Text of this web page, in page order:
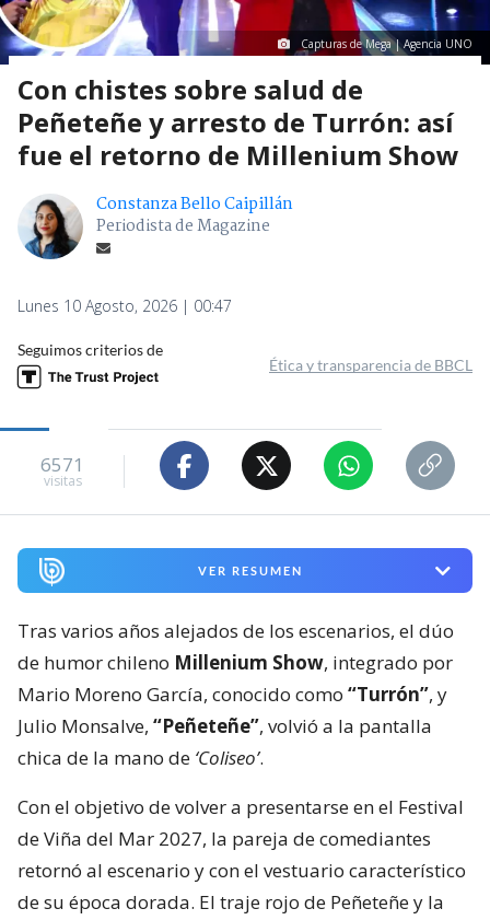
Capturas de Mega | Agencia UNO
Con chistes sobre salud de
Peñeteñe y arresto de Turrón: así
fue el retorno de Millenium Show
Constanza Bello Caipillán
Periodista de Magazine
Lunes 10 Agosto, 2026 | 00:47
Seguimos criterios de
Ética y transparencia de BBCL
6571
visitas
VER RESUMEN
Tras varios años alejados de los escenarios, el dúo
de humor chileno Millenium Show, integrado por
Mario Moreno García, conocido como “Turrón”, y
Julio Monsalve, “Peñeteñe”, volvió a la pantalla
chica de la mano de ‘Coliseo’.
Con el objetivo de volver a presentarse en el Festival
de Viña del Mar 2027, la pareja de comediantes
retornó al escenario y con el vestuario característico
de su época dorada. El traje rojo de Peñeteñe y la